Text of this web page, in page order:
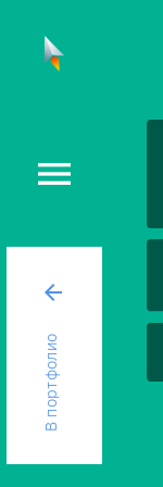
menu
arrow_back
В портфолио